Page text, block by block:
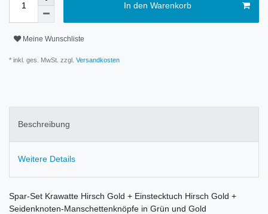
In den Warenkorb
Meine Wunschliste
* inkl. ges. MwSt. zzgl. Versandkosten
Beschreibung
Weitere Details
Spar-Set Krawatte Hirsch Gold + Einstecktuch Hirsch Gold +
Seidenknoten-Manschettenknöpfe in Grün und Gold